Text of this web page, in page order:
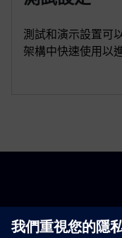
測試和演示設置可
架構中快速使用以